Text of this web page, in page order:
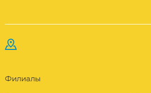
Филиалы